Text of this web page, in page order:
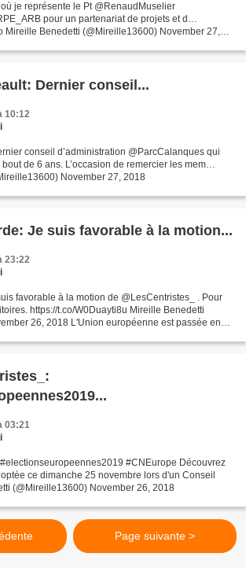
je représente le Pt @RenaudMuselier
pour un partenariat de projets et d…
Mireille Benedetti (@Mireille13600) November 27,
Dernier conseil...
10:12
conseil d’administration @ParcCalanques qui
de 6 ans. L’occasion de remercier les mem…
November 27, 2018
Je suis favorable à la motion...
23:22
favorable à la motion de @LesCentristes_ . Pour
https://t.co/W0Duayti8u Mireille Benedetti
26, 2018 L'Union européenne est passée en
03:21
#CNEurope Découvrez
ce dimanche 25 novembre lors d'un Conseil
(@Mireille13600) November 26, 2018
Page suivante >